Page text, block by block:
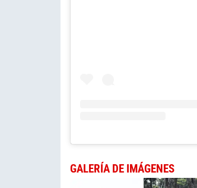
GALERÍA DE IMÁGENES